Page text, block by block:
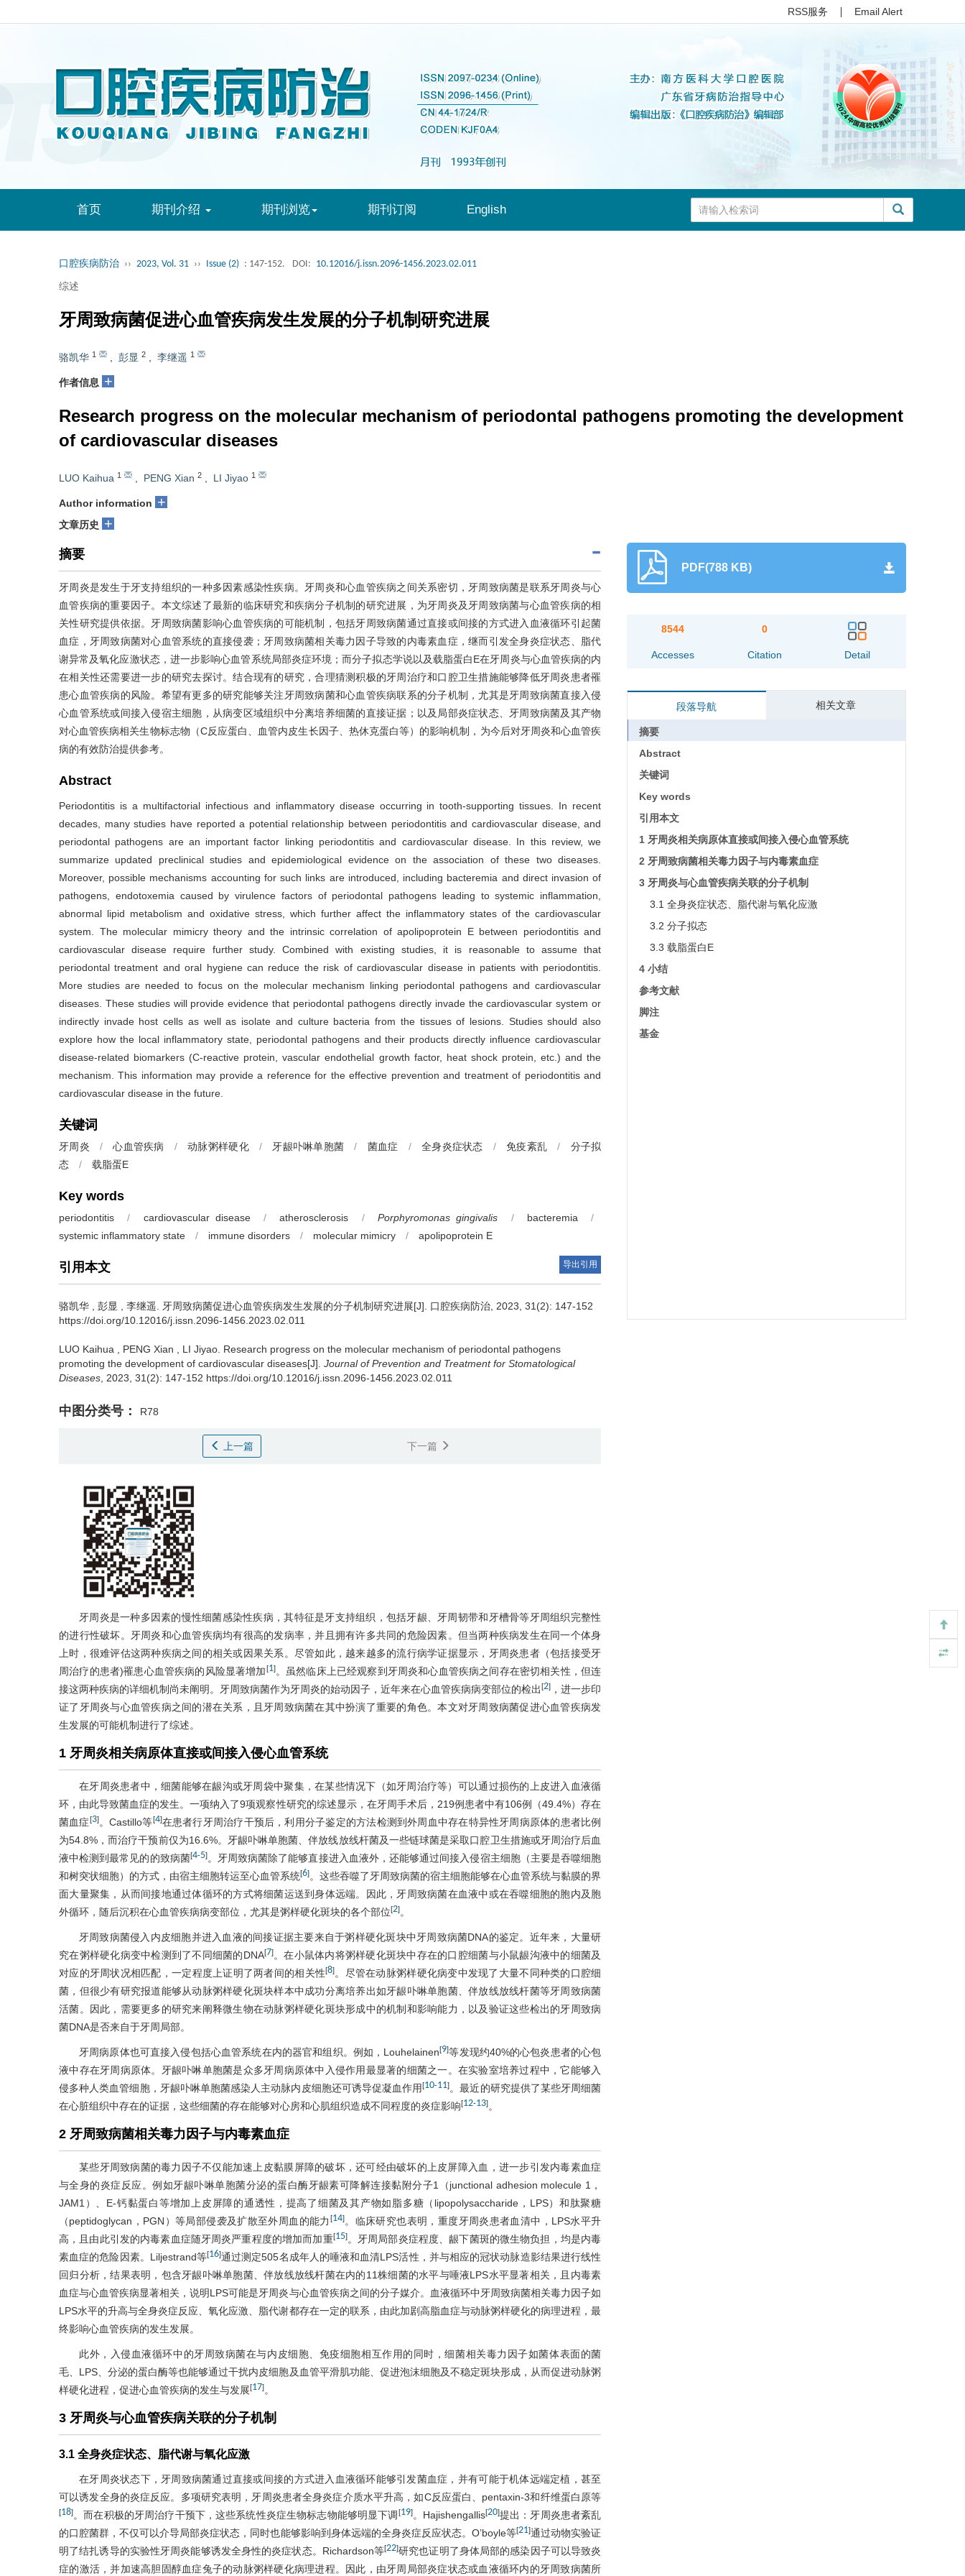
RSS服务 Email Alert
首页 期刊介绍 期刊浏览 期刊订阅 English
口腔疾病防治 ›› 2023, Vol. 31 ›› Issue (2) : 147-152. DOI: 10.12016/j.issn.2096-1456.2023.02.011
综述
牙周致病菌促进心血管疾病发生发展的分子机制研究进展
骆凯华 1 彭显 2 李继遥 1
作者信息 +
Research progress on the molecular mechanism of periodontal pathogens promoting the development
of cardiovascular diseases
LUO Kaihua 1 PENG Xian 2 LI Jiyao 1
Author information +
文章历史 +
摘要
牙周炎是发生于牙支持组织的一种多因素感染性疾病。牙周炎和心血管疾病之间关系密切，牙周致病菌是联系牙周炎与心
血管疾病的重要因子。本文综述了最新的临床研究和疾病分子机制的研究进展，为牙周炎及牙周致病菌与心血管疾病的相
关性研究提供依据。牙周致病菌影响心血管疾病的可能机制，包括牙周致病菌通过直接或间接的方式进入血液循环引起菌
血症，牙周致病菌对心血管系统的直接侵袭；牙周致病菌相关毒力因子导致的内毒素血症，继而引发全身炎症状态、脂代
谢异常及氧化应激状态，进一步影响心血管系统局部炎症环境；而分子拟态学说以及载脂蛋白E在牙周炎与心血管疾病的内
在相关性还需要进一步的研究去探讨。结合现有的研究，合理猜测积极的牙周治疗和口腔卫生措施能够降低牙周炎患者罹
患心血管疾病的风险。希望有更多的研究能够关注牙周致病菌和心血管疾病联系的分子机制，尤其是牙周致病菌直接入侵
心血管系统或间接入侵宿主细胞，从病变区域组织中分离培养细菌的直接证据；以及局部炎症状态、牙周致病菌及其产物
对心血管疾病相关生物标志物（C反应蛋白、血管内皮生长因子、热休克蛋白等）的影响机制，为今后对牙周炎和心血管疾
病的有效防治提供参考。
Abstract
Periodontitis is a multifactorial infectious and inflammatory disease occurring in tooth-supporting tissues. In recent
decades, many studies have reported a potential relationship between periodontitis and cardiovascular disease, and
periodontal pathogens are an important factor linking periodontitis and cardiovascular disease. In this review, we
summarize updated preclinical studies and epidemiological evidence on the association of these two diseases.
Moreover, possible mechanisms accounting for such links are introduced, including bacteremia and direct invasion of
pathogens, endotoxemia caused by virulence factors of periodontal pathogens leading to systemic inflammation,
abnormal lipid metabolism and oxidative stress, which further affect the inflammatory states of the cardiovascular
system. The molecular mimicry theory and the intrinsic correlation of apolipoprotein E between periodontitis and
cardiovascular disease require further study. Combined with existing studies, it is reasonable to assume that
periodontal treatment and oral hygiene can reduce the risk of cardiovascular disease in patients with periodontitis.
More studies are needed to focus on the molecular mechanism linking periodontal pathogens and cardiovascular
diseases. These studies will provide evidence that periodontal pathogens directly invade the cardiovascular system or
indirectly invade host cells as well as isolate and culture bacteria from the tissues of lesions. Studies should also
explore how the local inflammatory state, periodontal pathogens and their products directly influence cardiovascular
disease-related biomarkers (C-reactive protein, vascular endothelial growth factor, heat shock protein, etc.) and the
mechanism. This information may provide a reference for the effective prevention and treatment of periodontitis and
cardiovascular disease in the future.
关键词
牙周炎 / 心血管疾病 / 动脉粥样硬化 / 牙龈卟啉单胞菌 / 菌血症 / 全身炎症状态 / 免疫紊乱 /
分子拟
态
/ 载脂蛋E
Key words
periodontitis / cardiovascular disease / atherosclerosis / Porphyromonas gingivalis / bacteremia
/
systemic inflammatory state
/ immune disorders / molecular mimicry / apolipoprotein E
引用本文 导出引用
骆凯华 彭显 李继遥
牙周致病菌促进心血管疾病发生发展的分子机制研究进展[J]. 口腔疾病防治, 2023, 31(2): 147-152
https://doi.org/10.12016/j.issn.2096-1456.2023.02.011
LUO Kaihua PENG Xian LI Jiyao Research progress on the molecular mechanism of periodontal pathogens
promoting the development of cardiovascular diseases[J]. Journal of Prevention and Treatment for Stomatological
Diseases , 2023, 31(2): 147-152 https://doi.org/10.12016/j.issn.2096-1456.2023.02.011
中图分类号： R78
上一篇 下一篇
牙周炎是一种多因素的慢性细菌感染性疾病，其特征是牙支持组织，包括牙龈、牙周韧带和牙槽骨等牙周组织完整性
的进行性破坏。牙周炎和心血管疾病均有很高的发病率，并且拥有许多共同的危险因素。但当两种疾病发生在同一个体身
上时，很难评估这两种疾病之间的相关或因果关系。尽管如此，越来越多的流行病学证据显示，牙周炎患者（包括接受牙
周治疗的患者)罹患心血管疾病的风险显著增加[1]。虽然临床上已经观察到牙周炎和心血管疾病之间存在密切相关性，但连
接这两种疾病的详细机制尚未阐明。牙周致病菌作为牙周炎的始动因子，近年来在心血管疾病病变部位的检出[2] ，进一步印
证了牙周炎与心血管疾病之间的潜在关系，且牙周致病菌在其中扮演了重要的角色。本文对牙周致病菌促进心血管疾病发
生发展的可能机制进行了综述。
1 牙周炎相关病原体直接或间接入侵心血管系统
在牙周炎患者中，细菌能够在龈沟或牙周袋中聚集，在某些情况下（如牙周治疗等）可以通过损伤的上皮进入血液循
环，由此导致菌血症的发生。一项纳入了9项观察性研究的综述显示，在牙周手术后，219例患者中有106例（49.4%）存在
菌血症[3]。Castillo等[4]在患者行牙周治疗干预后，利用分子鉴定的方法检测到外周血中存在特异性牙周病原体的患者比例
为54.8%，而治疗干预前仅为16.6%。牙龈卟啉单胞菌、伴放线放线杆菌及一些链球菌是采取口腔卫生措施或牙周治疗后血
液中检测到最常见的的致病菌[4-5]。牙周致病菌除了能够直接进入血液外，还能够通过间接入侵宿主细胞（主要是吞噬细胞
和树突状细胞）的方式，由宿主细胞转运至心血管系统[6]。这些吞噬了牙周致病菌的宿主细胞能够在心血管系统与黏膜的界
面大量聚集，从而间接地通过体循环的方式将细菌运送到身体远端。因此，牙周致病菌在血液中或在吞噬细胞的胞内及胞
外循环，随后沉积在心血管疾病病变部位，尤其是粥样硬化斑块的各个部位[2]。
牙周致病菌侵入内皮细胞并进入血液的间接证据主要来自于粥样硬化斑块中牙周致病菌DNA的鉴定。近年来，大量研
究在粥样硬化病变中检测到了不同细菌的DNA[7]。在小鼠体内将粥样硬化斑块中存在的口腔细菌与小鼠龈沟液中的细菌及
对应的牙周状况相匹配，一定程度上证明了两者间的相关性[8]。尽管在动脉粥样硬化病变中发现了大量不同种类的口腔细
菌，但很少有研究报道能够从动脉粥样硬化斑块样本中成功分离培养出如牙龈卟啉单胞菌、伴放线放线杆菌等牙周致病菌
活菌。因此，需要更多的研究来阐释微生物在动脉粥样硬化斑块形成中的机制和影响能力，以及验证这些检出的牙周致病
菌DNA是否来自于牙周局部。
牙周病原体也可直接入侵包括心血管系统在内的器官和组织。例如，Louhelainen[9]等发现约40%的心包炎患者的心包
液中存在牙周病原体。牙龈卟啉单胞菌是众多牙周病原体中入侵作用最显著的细菌之一。在实验室培养过程中，它能够入
侵多种人类血管细胞，牙龈卟啉单胞菌感染人主动脉内皮细胞还可诱导促凝血作用[10-11]。最近的研究提供了某些牙周细菌
在心脏组织中存在的证据，这些细菌的存在能够对心房和心肌组织造成不同程度的炎症影响[12-13]。
2 牙周致病菌相关毒力因子与内毒素血症
某些牙周致病菌的毒力因子不仅能加速上皮黏膜屏障的破坏，还可经由破坏的上皮屏障入血，进一步引发内毒素血症
与全身的炎症反应。例如牙龈卟啉单胞菌分泌的蛋白酶牙龈素可降解连接黏附分子1（junctional adhesion molecule 1，
JAM1）、E-钙黏蛋白等增加上皮屏障的通透性，提高了细菌及其产物如脂多糖（lipopolysaccharide，LPS）和肽聚糖
（peptidoglycan，PGN）等局部侵袭及扩散至外周血的能力 [14]。临床研究也表明，重度牙周炎患者血清中，LPS水平升
高，且由此引发的内毒素血症随牙周炎严重程度的增加而加重[15]。牙周局部炎症程度、龈下菌斑的微生物负担，均是内毒
素血症的危险因素。Liljestrand等[16]通过测定505名成年人的唾液和血清LPS活性，并与相应的冠状动脉造影结果进行线性
回归分析，结果表明，包含牙龈卟啉单胞菌、伴放线放线杆菌在内的11株细菌的水平与唾液LPS水平显著相关，且内毒素
血症与心血管疾病显著相关，说明LPS可能是牙周炎与心血管疾病之间的分子媒介。血液循环中牙周致病菌相关毒力因子如
LPS水平的升高与全身炎症反应、氧化应激、脂代谢都存在一定的联系，由此加剧高脂血症与动脉粥样硬化的病理进程，最
终影响心血管疾病的发生发展。
此外，入侵血液循环中的牙周致病菌在与内皮细胞、免疫细胞相互作用的同时，细菌相关毒力因子如菌体表面的菌
毛、LPS、分泌的蛋白酶等也能够通过干扰内皮细胞及血管平滑肌功能、促进泡沫细胞及不稳定斑块形成，从而促进动脉粥
样硬化进程，促进心血管疾病的发生与发展[17]。
3 牙周炎与心血管疾病关联的分子机制
3.1 全身炎症状态、脂代谢与氧化应激
在牙周炎状态下，牙周致病菌通过直接或间接的方式进入血液循环能够引发菌血症，并有可能于机体远端定植，甚至
可以诱发全身的炎症反应。多项研究表明，牙周炎患者全身炎症介质水平升高，如C反应蛋白、pentaxin-3和纤维蛋白原等
[18]。而在积极的牙周治疗干预下，这些系统性炎症生物标志物能够明显下调 [19]。Hajishengallis[20]提出：牙周炎患者紊乱
的口腔菌群，不仅可以介导局部炎症状态，同时也能够影响到身体远端的全身炎症反应状态。O’boyle等[21]通过动物实验证
明了结扎诱导的实验性牙周炎能够诱发全身性的炎症状态。Richardson等[22]研究也证明了身体局部的感染因子可以导致炎
症的激活，并加速高胆固醇血症兔子的动脉粥样硬化病理进程。因此，由牙周局部炎症状态或血液循环内的牙周致病菌所
PDF(788 KB)
8544
Accesses
0
Citation Detail
段落导航 相关文章
摘要
Abstract
关键词
Key words
引用本文
1 牙周炎相关病原体直接或间接入侵心血管系统
2 牙周致病菌相关毒力因子与内毒素血症
3 牙周炎与心血管疾病关联的分子机制
3.1 全身炎症状态、脂代谢与氧化应激
3.2 分子拟态
3.3 载脂蛋白E
4 小结
参考文献
脚注
基金